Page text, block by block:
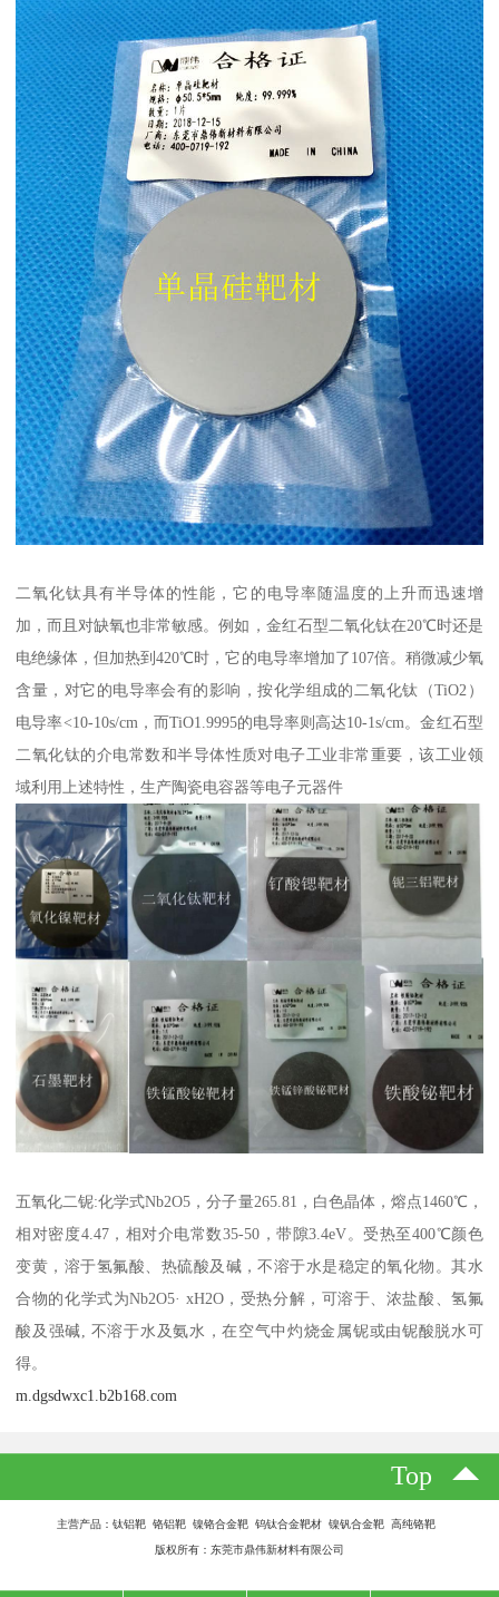
二氧化钛具有半导体的性能，它的电导率随温度的上升而迅速增
加，而且对缺氧也非常敏感。例如，金红石型二氧化钛在20℃时还是
电绝缘体，但加热到420℃时，它的电导率增加了107倍。稍微减少氧
含量，对它的电导率会有的影响，按化学组成的二氧化钛（TiO2）
电导率<10-10s/cm，而TiO1.9995的电导率则高达10-1s/cm。金红石型
二氧化钛的介电常数和半导体性质对电子工业非常重要，该工业领
域利用上述特性，生产陶瓷电容器等电子元器件
五氧化二铌:化学式Nb2O5，分子量265.81，白色晶体，熔点1460℃，
相对密度4.47，相对介电常数35-50，带隙3.4eV。受热至400℃颜色
变黄，溶于氢氟酸、热硫酸及碱，不溶于水是稳定的氧化物。其水
合物的化学式为Nb2O5· xH2O，受热分解，可溶于、浓盐酸、氢氟
酸及强碱, 不溶于水及氨水，在空气中灼烧金属铌或由铌酸脱水可
得。
m.dgsdwxc1.b2b168.com
Top
主营产品：钛铝靶 铬铝靶 镍铬合金靶 钨钛合金靶材 镍钒合金靶 高纯铬靶
版权所有：东莞市鼎伟新材料有限公司